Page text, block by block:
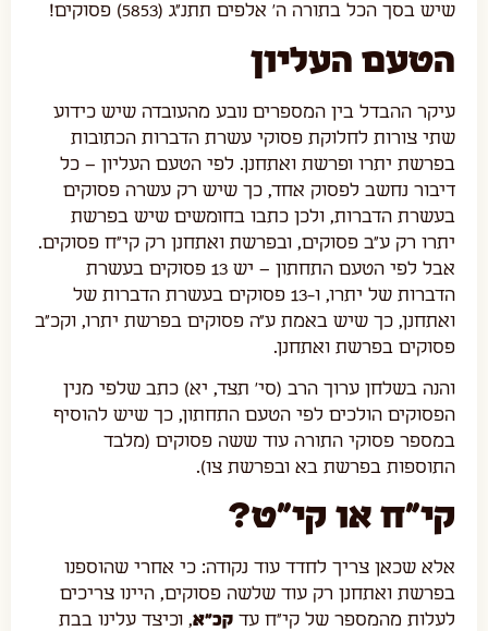
שיש בסך הכל בתורה ה' אלפים תתנ"ג (5853) פסוקים!
הטעם העליון
עיקר ההבדל בין המספרים נובע מהעובדה שיש כידוע
שתי צורות לחלוקת פסוקי עשרת הדברות הכתובות
בפרשת יתרו ופרשת ואתחנן. לפי הטעם העליון – כל
דיבור נחשב לפסוק אחד, כך שיש רק עשרה פסוקים
בעשרת הדברות, ולכן כתבו בחומשים שיש בפרשת
יתרו רק ע"ב פסוקים, ובפרשת ואתחנן רק קי"ח פסוקים.
אבל לפי הטעם התחתון – יש 13 פסוקים בעשרת
הדברות של יתרו, ו-13 פסוקים בעשרת הדברות של
ואתחנן, כך שיש באמת ע"ה פסוקים בפרשת יתרו, וקכ"ב
פסוקים בפרשת ואתחנן.
והנה בשלחן ערוך הרב (סי' תצד, יא) כתב שלפי מנין
הפסוקים הולכים לפי הטעם התחתון, כך שיש להוסיף
במספר פסוקי התורה עוד ששה פסוקים (מלבד
התוספות בפרשת בא ובפרשת צו).
קי"ח או קי"ט?
אלא שכאן צריך לחדד עוד נקודה: כי אחרי שהוספנו
בפרשת ואתחנן רק עוד שלשה פסוקים, היינו צריכים
לעלות מהמספר של קי"ח עד קכ"א, וכיצד עלינו בבת